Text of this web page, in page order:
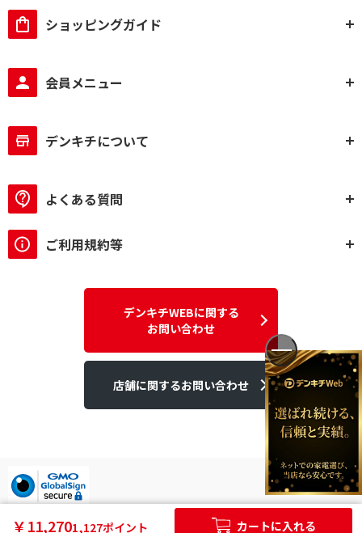
￥11,2701,127ポイント カートに入れる
ショッピングガイド
会員メニュー
デンキチについて
よくある質問
ご利用規約等
デンキチWEBに関する
お問い合わせ
店舗に関するお問い合わせ
デンキチはGMOグローバルサイン発行のSSL電子証明書を使用して